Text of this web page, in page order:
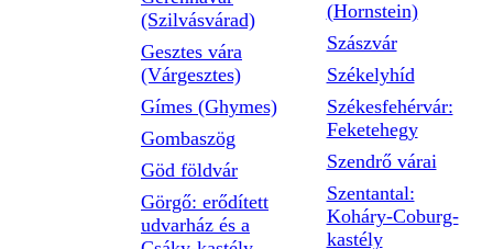
(Szilvásvárad)
Gesztes vára
(Várgesztes)
Gímes (Ghymes)
Gombaszög
Göd földvár
Görgő: erődített
udvarház és a
(Hornstein)
Szászvár
Székelyhíd
Székesfehérvár:
Feketehegy
Szendrő várai
Szentantal:
Koháry-Coburg-
kastély